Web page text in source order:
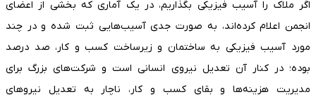
اگر ملاک را آسیب فیزیکی بگذاریم، در یک آماری که بخشی از اعضای
انجمن اعلام کرده‌اند، به صورت جدی آسیب‌هایی ثبت شده و در چند
مورد آسیب فیزیکی به ساختمان و زیرساخت کسب و کار، صد درصد
بوده؛ در کنار آن تعدیل نیروی انسانی است و شرکت‌های بزرگ برای
مدیریت هزینه‌ها و بقای کسب و کار، ناچار به تعدیل نیرو‌های